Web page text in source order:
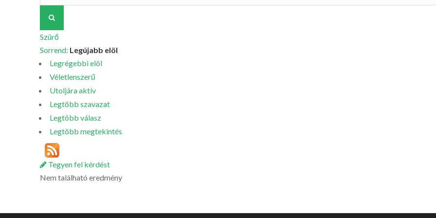
Szürő
Sorrend: Legújabb elöl
Legrégebbi elöl
Véletlenszerű
Utoljára aktív
Legtöbb szavazat
Legtöbb válasz
Legtöbb megtekintés
Tegyen fel kérdést
Nem található eredmény